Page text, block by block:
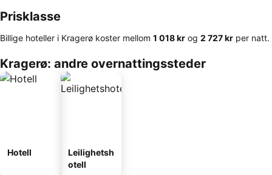
Prisklasse
Billige hoteller i Kragerø koster mellom ‎1 018 kr og ‎2 727 kr per natt.
Kragerø: andre overnattingssteder
Hotell
Leilighetsh
otell